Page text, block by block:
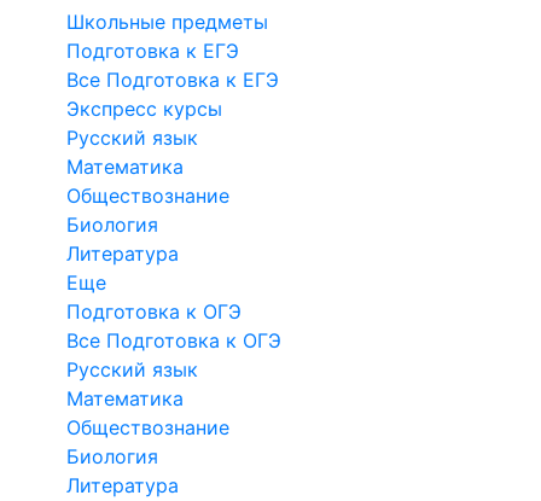
Школьные предметы
Подготовка к ЕГЭ
Все Подготовка к ЕГЭ
Экспресс курсы
Русский язык
Математика
Обществознание
Биология
Литература
Еще
Подготовка к ОГЭ
Все Подготовка к ОГЭ
Русский язык
Математика
Обществознание
Биология
Литература